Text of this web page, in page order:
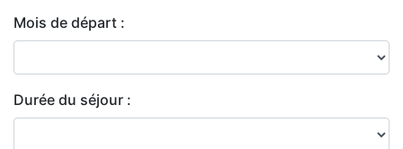
Mois de départ :
Durée du séjour :